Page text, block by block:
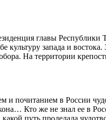
главы Республики
запада и востока.
На территории
и почитанием в России
Кто же не знал ее в
путь проделала